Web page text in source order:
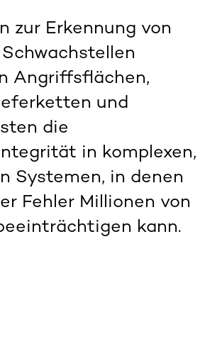
zur Erkennung von
Angriffsflächen,
und
die
in komplexen,
Systemen, in denen
Fehler Millionen von
kann.